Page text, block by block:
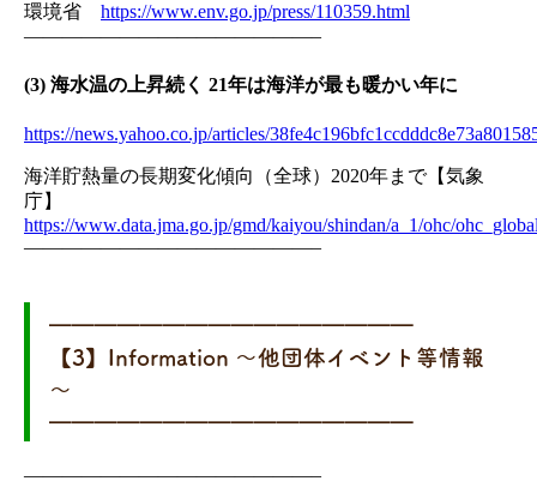
環境省 https://www.env.go.jp/press/110359.html
———————————————–
(3) 海水温の上昇続く 21年は海洋が最も暖かい年に
https://news.yahoo.co.jp/articles/
海洋貯熱量の長期変化傾向（全球）2020年まで【気象
庁】
https://www.data.jma.go.jp/gmd/kaiyou/shindan/a_1/ohc/
———————————————–
━━━━━━━━━━━━━━━━
【3】Information ～他団体イベント等情報
～
━━━━━━━━━━━━━━━━
———————————————–